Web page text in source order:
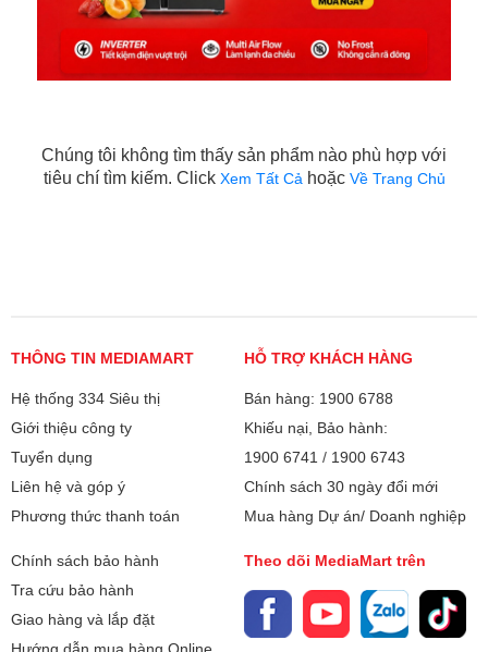
Chúng tôi không tìm thấy sản phẩm nào phù hợp với
tiêu chí tìm kiếm. Click Xem Tất Cả hoặc Về Trang Chủ
THÔNG TIN MEDIAMART
Hệ thống 334 Siêu thị
Giới thiệu công ty
Tuyển dụng
Liên hệ và góp ý
Phương thức thanh toán
HỖ TRỢ KHÁCH HÀNG
Bán hàng: 1900 6788
Khiếu nại, Bảo hành:
1900 6741 / 1900 6743
Chính sách 30 ngày đổi mới
Mua hàng Dự án/ Doanh nghiệp
Chính sách bảo hành
Tra cứu bảo hành
Giao hàng và lắp đặt
Theo dõi MediaMart trên